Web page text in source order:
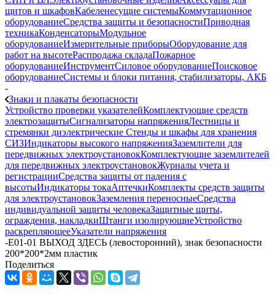
щитов и шкафовКабеленесущие системыКоммутационное
оборудованиеСредства защиты и безопасностиПриводная
техникаКонденсаторыМодульное
оборудованиеИзмерительные приборыОборудование для
работ на высотеРаспродажа складаПожарное
оборудованиеИнструментСиловое оборудованиеПоисковое
оборудованиеСистемы и блоки питания, стабилизаторы, АКБ
-
Знаки и плакаты безопасности
Устройство проверки указателейКомплектующие средств
электрозащитыСигнализаторы напряженияЛестницы и
стремянки диэлектрические Стенды и шкафы для хранения
СИЗИндикаторы высокого напряженияЗаземлители для
передвижных электроустановокКомплектующие заземлителей
для передвижных электроустановокЖурналы учета и
регистрацииСредства защиты от падения с
высотыИндикаторы токаАптечкиКомплекты средств защиты
для электроустановокЗаземления переносныеСредства
индивидуальной защиты человекаЗащитные щиты,
ограждения, накладкиШтанги изолирующиеУстройство
раскрепляющееУказатели напряжения
-Е01-01 ВЫХОД ЗДЕСЬ (левосторонний), знак безопасности
200*200*2мм пластик
Поделиться